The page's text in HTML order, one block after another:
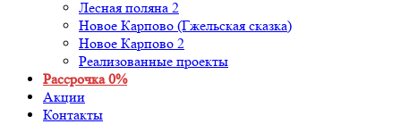
Лесная поляна 2
Новое Карпово (Гжельская сказка)
Новое Карпово 2
Реализованные проекты
Рассрочка 0%
Акции
Контакты